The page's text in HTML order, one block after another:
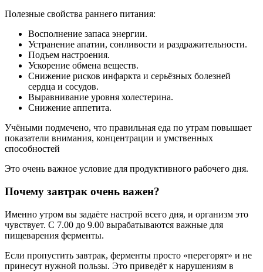
Полезные свойства раннего питания:
Восполнение запаса энергии.
Устранение апатии, сонливости и раздражительности.
Подъем настроения.
Ускорение обмена веществ.
Снижение рисков инфаркта и серьёзных болезней
сердца и сосудов.
Выравнивание уровня холестерина.
Снижение аппетита.
Учёными подмечено, что правильная еда по утрам повышает
показатели внимания, концентрации и умственных
способностей
Это очень важное условие для продуктивного рабочего дня.
Почему завтрак очень важен?
Именно утром вы задаёте настрой всего дня, и организм это
чувствует. С 7.00 до 9.00 вырабатываются важные для
пищеварения ферменты.
Если пропустить завтрак, ферменты просто «перегорят» и не
принесут нужной пользы. Это приведёт к нарушениям в